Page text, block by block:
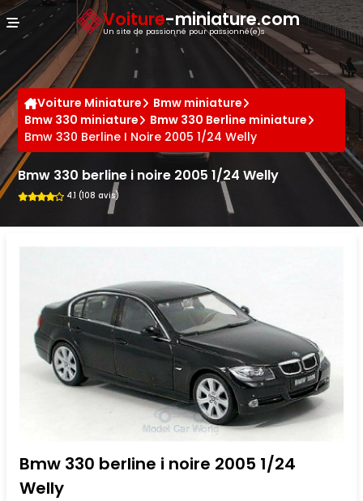
Voiture-miniature.com
Un site de passionné pour passionné(e)s
Voiture Miniature
Bmw miniature
Bmw 330 miniature
Bmw 330 Berline miniature
Bmw 330 Berline I Noire 2005 1/24 Welly
Bmw 330 berline i noire 2005 1/24 Welly
4.1 (108 avis)
Bmw 330 berline i noire 2005 1/24
Welly
Panneau de gestion des cookies